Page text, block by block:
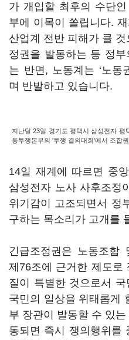
가 개입할 최후의 수단인
부에 이목이 쏠립니다.
산업계 전반 피해가 클
정권을 발동하는 등 정
는 반면, 노동계는 ‘노동
며 반발하고 있습니다.
지난달 23일 경기도 평택시 삼성전자
동투쟁본부의 '투쟁 결의대회'에서 조합
14일 재계에 따르면 중
삼성전자 노사 사후조정
위기감이 고조되면서 정
구하는 목소리가 고개를
긴급조정권은 노동조합
제 76조에 근거한 제도로
질이 특별한 것으로서
국민의 일상을 위태롭게
부 장관이 발동할 수 있
동되면 즉시 쟁의행위를